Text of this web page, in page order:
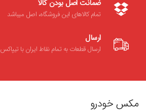
ضمانت اصل بودن کالا
تمام کالاهای این فروشگاه، اصل میباشد
ارسال
ارسال قطعات به تمام نقاط ایران با تیپاکس
مکس خودرو